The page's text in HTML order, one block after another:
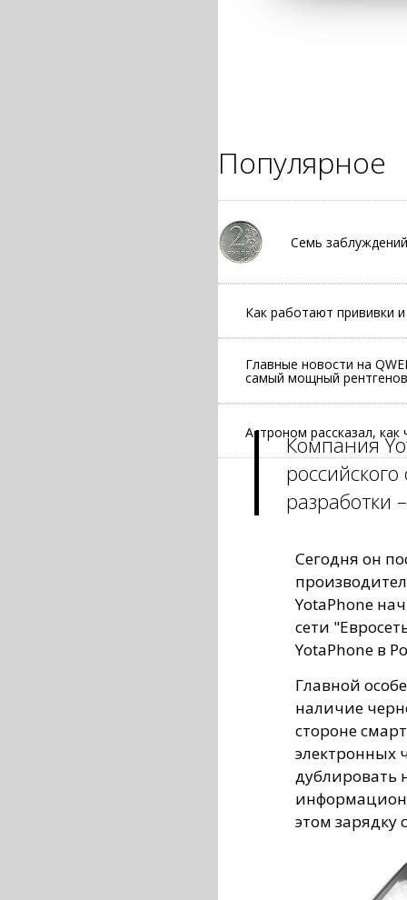
Популярное
Семь
Как работают прививки
Главные новости на
самый мощный
Астроном рассказал,
Компания
разработки
Сегодня он
YotaPhone
сети
YotaPhone в
Главной
наличие
стороне
электронных
дублировать
этом зарядку